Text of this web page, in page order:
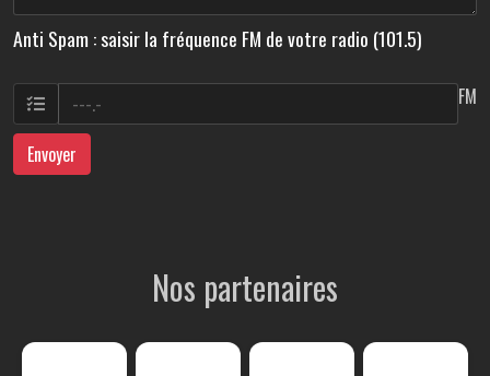
Anti Spam : saisir la fréquence FM de votre radio (101.5)
FM
Envoyer
Nos partenaires